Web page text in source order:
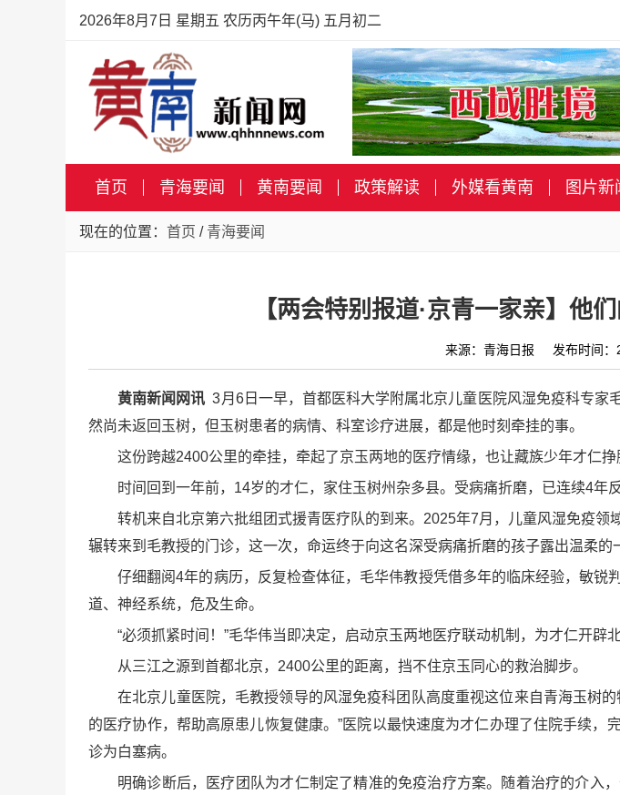
2026年8月7日 星期五 农历丙午年(马) 五月初二
首页 青海要闻 黄南要闻 政策解读 外媒看黄南 图片新
现在的位置： 首页 / 青海要闻
【两会特别报道·京青一家亲】他
来源：青海日报 发布时间
黄南新闻网讯3月6日一早，首都医科大学附属北京儿童医院风湿免疫科专
然尚未返回玉树，但玉树患者的病情、科室诊疗进展，都是他时刻牵挂的事。
这份跨越2400公里的牵挂，牵起了京玉两地的医疗情缘，也让藏族少年才仁挣
时间回到一年前，14岁的才仁，家住玉树州杂多县。受病痛折磨，已连续4年
转机来自北京第六批组团式援青医疗队的到来。2025年7月，儿童风湿免疫
辗转来到毛教授的门诊，这一次，命运终于向这名深受病痛折磨的孩子露出温柔的
仔细翻阅4年的病历，反复检查体征，毛华伟教授凭借多年的临床经验，敏
道、神经系统，危及生命。
“必须抓紧时间！”毛华伟当即决定，启动京玉两地医疗联动机制，为才仁开
从三江之源到首都北京，2400公里的距离，挡不住京玉同心的救治脚步。
在北京儿童医院，毛教授领导的风湿免疫科团队高度重视这位来自青海玉树
的医疗协作，帮助高原患儿恢复健康。”医院以最快速度为才仁办理了住院手续
诊为白塞病。
明确诊断后，医疗团队为才仁制定了精准的免疫治疗方案。随着治疗的介